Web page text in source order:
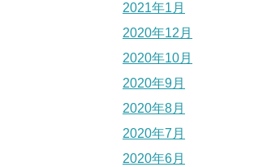
2021年1月
2020年12月
2020年10月
2020年9月
2020年8月
2020年7月
2020年6月